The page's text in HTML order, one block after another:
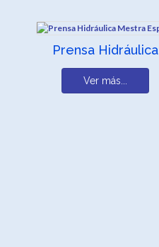
Prensa Hidráulica
Ver más...